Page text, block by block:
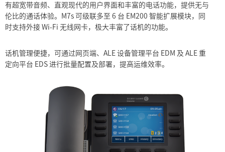
有超宽带音频、直观现代的用户界面和丰富的电话功能，提供无与
伦比的通话体验。M7s 可级联多至 6 台 EM200 智能扩展模块，同
时支持外接 Wi-Fi 无线网卡，极大丰富了话机的功能。
话机管理便捷，可通过网页端、ALE 设备管理平台 EDM 及 ALE 重
定向平台 EDS 进行批量配置及部署，提高运维效率。